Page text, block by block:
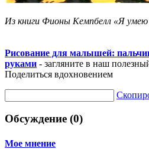
Из книги Фионы Кемпбелл «Я умею
Рисование для малышей:
руками - загляните в наш
Поделиться вдохновением
Обсуждение (0)
Мое мнение